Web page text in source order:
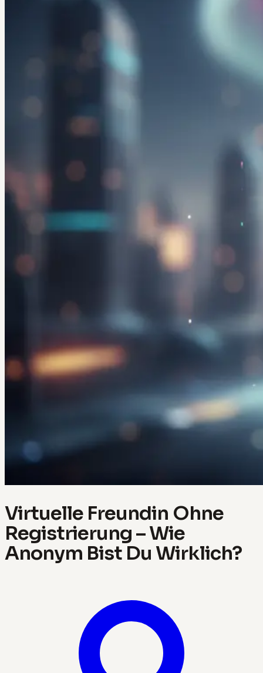
Virtuelle Freundin Ohne
Registrierung – Wie
Anonym Bist Du Wirklich?